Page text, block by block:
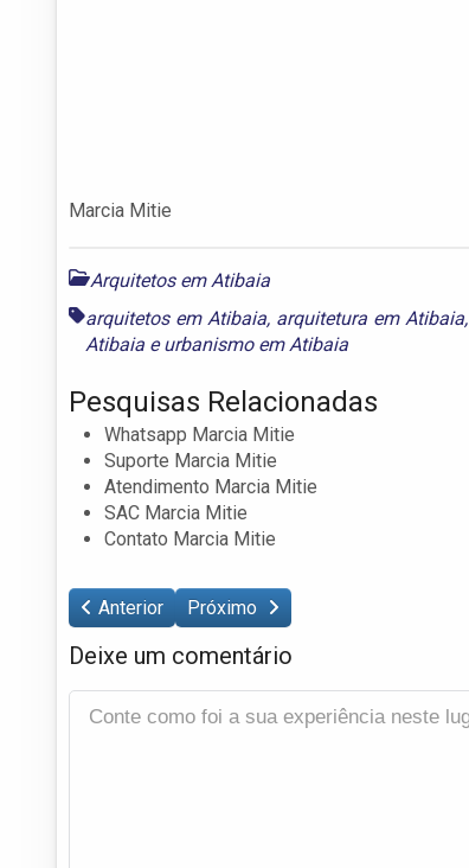
Marcia Mitie
Arquitetos em Atibaia
arquitetos em Atibaia, arquitetura em Atibaia,
Atibaia eurbanismo em Atibaia
Pesquisas Relacionadas
Whatsapp Marcia Mitie
Suporte Marcia Mitie
Atendimento Marcia Mitie
SAC Marcia Mitie
Contato Marcia Mitie
Anterior Próximo
Deixe um comentário